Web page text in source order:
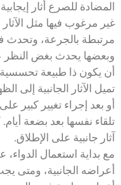
المضادة للصرع أثار
غير مرغوب فيها مثل الآثار
مرتبطة بالجرعة، وتحدث
وبعضها يحدث بغض النظر
أن يكون ذا طبيعة
تميل الآثار الجانبية إلى
أو بعد إجراء تغيير كبير
تلقاء نفسها بعد بضعة
آثار جانبية على الإطلاق.
مع بداية استعمال
أعراضه الجانبية، ومتى